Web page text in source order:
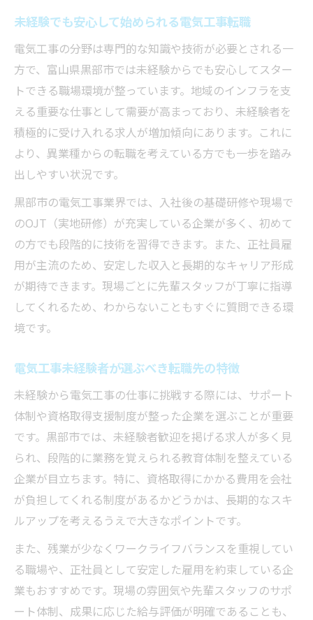
未経験でも安心して始められる電気工事転職
電気工事の分野は専門的な知識や技術が必要とされる一
方で、富山県黒部市では未経験からでも安心してスター
トできる職場環境が整っています。地域のインフラを支
える重要な仕事として需要が高まっており、未経験者を
積極的に受け入れる求人が増加傾向にあります。これに
より、異業種からの転職を考えている方でも一歩を踏み
出しやすい状況です。
黒部市の電気工事業界では、入社後の基礎研修や現場で
のOJT（実地研修）が充実している企業が多く、初めて
の方でも段階的に技術を習得できます。また、正社員雇
用が主流のため、安定した収入と長期的なキャリア形成
が期待できます。現場ごとに先輩スタッフが丁寧に指導
してくれるため、わからないこともすぐに質問できる環
境です。
電気工事未経験者が選ぶべき転職先の特徴
未経験から電気工事の仕事に挑戦する際には、サポート
体制や資格取得支援制度が整った企業を選ぶことが重要
です。黒部市では、未経験者歓迎を掲げる求人が多く見
られ、段階的に業務を覚えられる教育体制を整えている
企業が目立ちます。特に、資格取得にかかる費用を会社
が負担してくれる制度があるかどうかは、長期的なスキ
ルアップを考えるうえで大きなポイントです。
また、残業が少なくワークライフバランスを重視してい
る職場や、正社員として安定した雇用を約束している企
業もおすすめです。現場の雰囲気や先輩スタッフのサポ
ート体制、成果に応じた給与評価が明確であることも、